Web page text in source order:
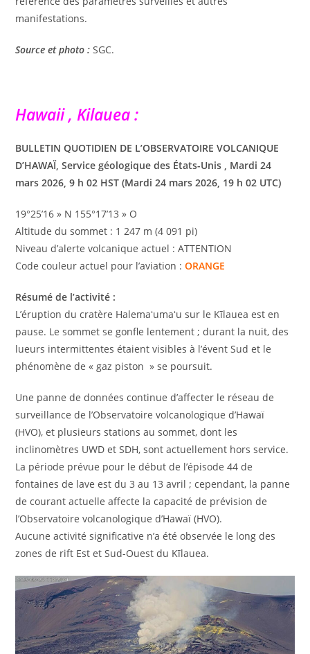
manifestations.
Source et photo : SGC.
Hawaii , Kilauea :
BULLETIN QUOTIDIEN DE L’OBSERVATOIRE VOLCANIQUE
D’HAWAÏ, Service géologique des États-Unis , Mardi 24
mars 2026, 9 h 02 HST (Mardi 24 mars 2026, 19 h 02 UTC)
19°25’16 » N 155°17’13 » O
Altitude du sommet : 1 247 m (4 091 pi)
Niveau d’alerte volcanique actuel : ATTENTION
Code couleur actuel pour l’aviation :ORANGE
Résumé de l’activité :
L’éruption du cratère Halemaʻumaʻu sur le Kīlauea est en
pause. Le sommet se gonfle lentement ; durant la nuit, des
lueurs intermittentes étaient visibles à l’évent Sud et le
phénomène de « gaz piston » se poursuit.
Une panne de données continue d’affecter le réseau de
surveillance de l’Observatoire volcanologique d’Hawaï
(HVO), et plusieurs stations au sommet, dont les
inclinomètres UWD et SDH, sont actuellement hors service.
La période prévue pour le début de l’épisode 44 de
fontaines de lave est du 3 au 13 avril ; cependant, la panne
de courant actuelle affecte la capacité de prévision de
l’Observatoire volcanologique d’Hawaï (HVO).
Aucune activité significative n’a été observée le long des
zones de rift Est et Sud-Ouest du Kīlauea.